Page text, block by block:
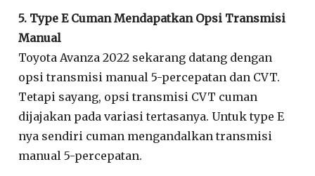
5. Type E Cuman Mendapatkan Opsi Transmisi
Manual
Toyota Avanza 2022 sekarang datang dengan
opsi transmisi manual 5-percepatan dan CVT.
Tetapi sayang, opsi transmisi CVT cuman
dijajakan pada variasi tertasanya. Untuk type E
nya sendiri cuman mengandalkan transmisi
manual 5-percepatan.